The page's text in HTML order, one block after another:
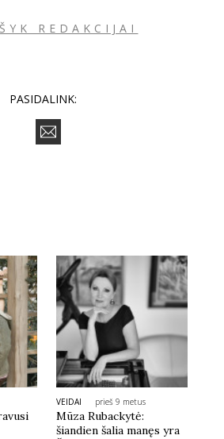
REDAKCIJAI
PASIDALINK:
VEIDAI prieš 9 metus
Mūza Rubackytė:
šiandien šalia manęs yra